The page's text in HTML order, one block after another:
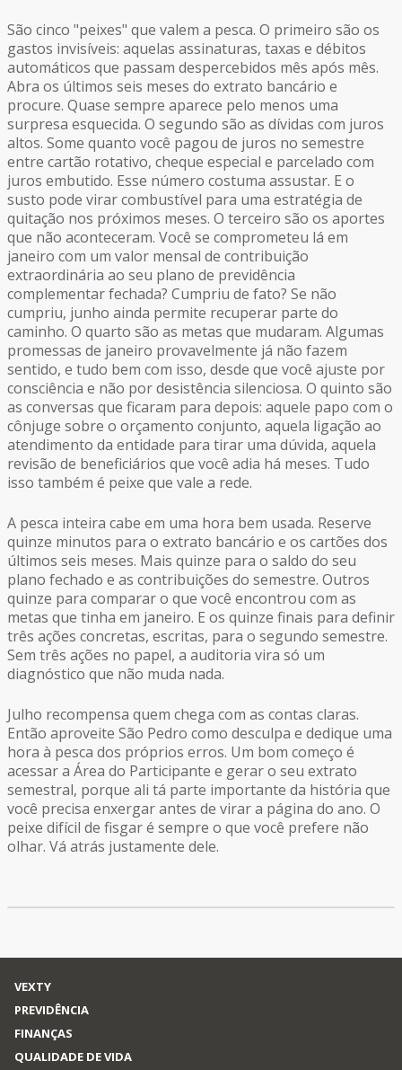
São cinco "peixes" que valem a pesca. O primeiro são os
gastos invisíveis: aquelas assinaturas, taxas e débitos
automáticos que passam despercebidos mês após mês.
Abra os últimos seis meses do extrato bancário e
procure. Quase sempre aparece pelo menos uma
surpresa esquecida. O segundo são as dívidas com juros
altos. Some quanto você pagou de juros no semestre
entre cartão rotativo, cheque especial e parcelado com
juros embutido. Esse número costuma assustar. E o
susto pode virar combustível para uma estratégia de
quitação nos próximos meses. O terceiro são os aportes
que não aconteceram. Você se comprometeu lá em
janeiro com um valor mensal de contribuição
extraordinária ao seu plano de previdência
complementar fechada? Cumpriu de fato? Se não
cumpriu, junho ainda permite recuperar parte do
caminho. O quarto são as metas que mudaram. Algumas
promessas de janeiro provavelmente já não fazem
sentido, e tudo bem com isso, desde que você ajuste por
consciência e não por desistência silenciosa. O quinto são
as conversas que ficaram para depois: aquele papo com o
cônjuge sobre o orçamento conjunto, aquela ligação ao
atendimento da entidade para tirar uma dúvida, aquela
revisão de beneficiários que você adia há meses. Tudo
isso também é peixe que vale a rede.
A pesca inteira cabe em uma hora bem usada. Reserve
quinze minutos para o extrato bancário e os cartões dos
últimos seis meses. Mais quinze para o saldo do seu
plano fechado e as contribuições do semestre. Outros
quinze para comparar o que você encontrou com as
metas que tinha em janeiro. E os quinze finais para definir
três ações concretas, escritas, para o segundo semestre.
Sem três ações no papel, a auditoria vira só um
diagnóstico que não muda nada.
Julho recompensa quem chega com as contas claras.
Então aproveite São Pedro como desculpa e dedique uma
hora à pesca dos próprios erros. Um bom começo é
acessar a Área do Participante e gerar o seu extrato
semestral, porque ali tá parte importante da história que
você precisa enxergar antes de virar a página do ano. O
peixe difícil de fisgar é sempre o que você prefere não
olhar. Vá atrás justamente dele.
VEXTY
PREVIDÊNCIA
FINANÇAS
QUALIDADE DE VIDA